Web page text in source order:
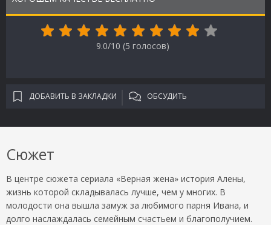
9.0/10 (5 голосов)
ДОБАВИТЬ В ЗАКЛАДКИ ОБСУДИТЬ
Сюжет
В центре сюжета сериала «Верная жена» история Алены,
жизнь которой складывалась лучше, чем у многих. В
молодости она вышла замуж за любимого парня Ивана, и
долго наслаждалась семейным счастьем и благополучием.